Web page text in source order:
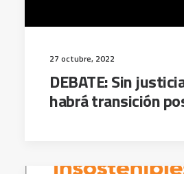
27 octubre, 2022
DEBATE: Sin
habrá transición